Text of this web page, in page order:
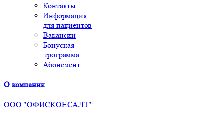
Контакты
Информация
для пациентов
Вакансии
Бонусная
программа
Абонемент
О компании
ООО "ОФИСКОНСАЛТ"